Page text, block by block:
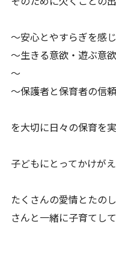
～安心とやすらぎを感
～生きる意欲・遊ぶ意
～
～保護者と保育者の信
を大切に日々の保育を
子どもにとってかけが
たくさんの愛情とたの
さんと一緒に子育てし